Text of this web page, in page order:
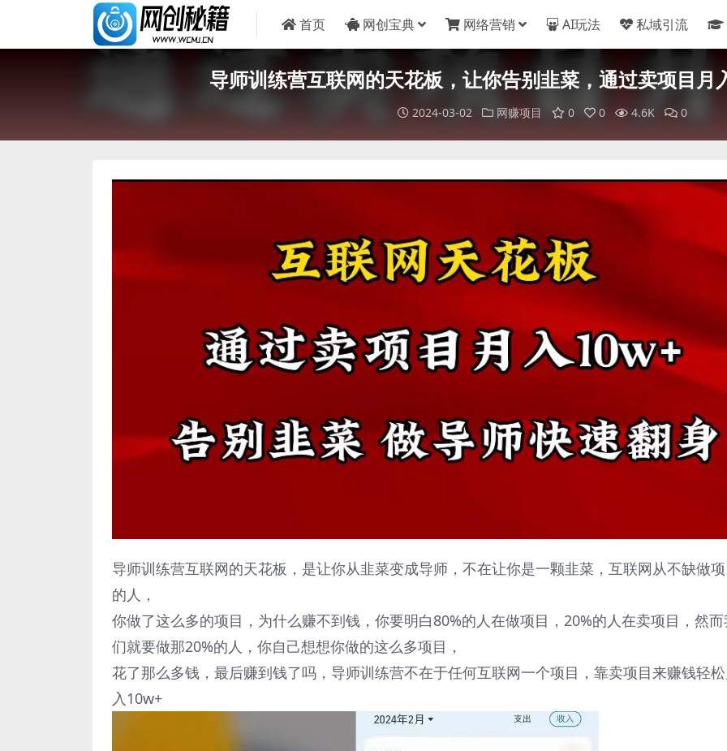
首页 网创宝典 网络营销 AI玩法 私域引流
导师训练营互联网的天花板，让你告别韭菜，通过卖项目
2024-03-02 网赚项目 0 0 4.6K 0
导师训练营互联网的天花板，是让你从韭菜变成导师，不在让你是一颗韭菜，互联网从不缺做
的人，
你做了这么多的项目，为什么赚不到钱，你要明白80%的人在做项目，20%的人在卖项目，然
们就要做那20%的人，你自己想想你做的这么多项目，
花了那么多钱，最后赚到钱了吗，导师训练营不在于任何互联网一个项目，靠卖项目来赚钱轻
入10w+